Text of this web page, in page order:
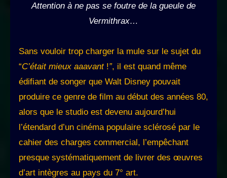
Attention à ne pas se foutre de la gueule de
Vermithrax…
Sans vouloir trop charger la mule sur le sujet du
“C’était mieux aaavant !”, il est quand même
édifiant de songer que Walt Disney pouvait
produire ce genre de film au début des années 80,
alors que le studio est devenu aujourd’hui
l’étendard d’un cinéma populaire sclérosé par le
cahier des charges commercial, l’empêchant
presque systématiquement de livrer des œuvres
d’art intègres au pays du 7° art.